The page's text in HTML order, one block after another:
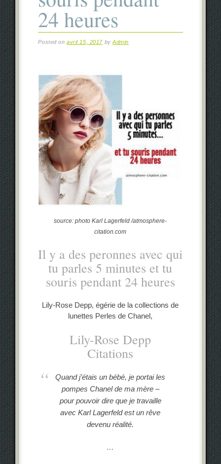
24 heures
Posted onavril 15, 2017 byAdmin
source: photo Karl Lagerfeld /atmosphere-
citation.com
Il y a des peronnes avec qui
tu parles 5 minutes et tu
souris pendant 24 heures
Lily-Rose Depp, égérie de la collections de
lunettes Perles de Chanel,
Lily-Rose Depp
Citations
Quand j’étais un bébé, je portai les
pompes Chanel de ma mère –
pour pouvoir dire que je travaille
avec Karl Lagerfeld est un rêve
devenu réalité.
…